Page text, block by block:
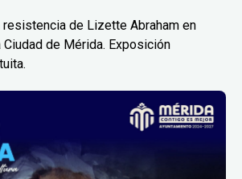
resistencia de Lizette Abraham en
de Mérida. Exposición